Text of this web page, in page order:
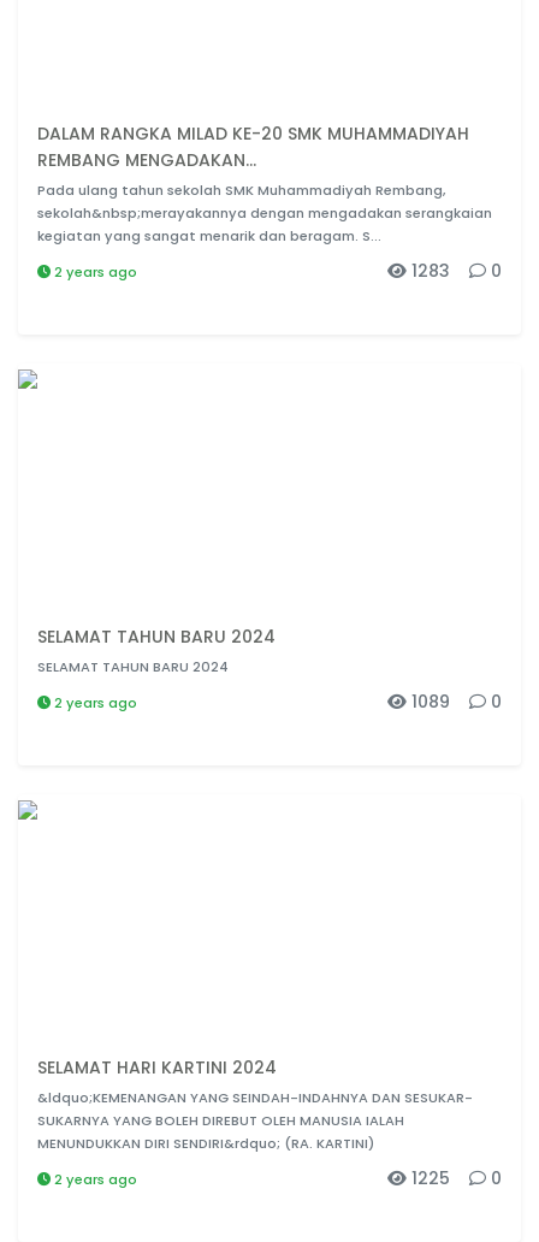
DALAM RANGKA MILAD KE-20 SMK MUHAMMADIYAH
REMBANG MENGADAKAN...
Pada ulang tahun sekolah SMK Muhammadiyah Rembang,
sekolah&nbsp;merayakannya dengan mengadakan serangkaian
kegiatan yang sangat menarik dan beragam. S...
2 years ago
0
1283
SELAMAT TAHUN BARU 2024
SELAMAT TAHUN BARU 2024
2 years ago
0
1089
SELAMAT HARI KARTINI 2024
&ldquo;KEMENANGAN YANG SEINDAH-INDAHNYA DAN SESUKAR-
SUKARNYA YANG BOLEH DIREBUT OLEH MANUSIA IALAH
MENUNDUKKAN DIRI SENDIRI&rdquo; (RA. KARTINI)
2 years ago
0
1225